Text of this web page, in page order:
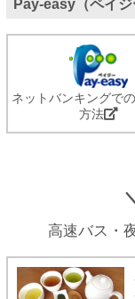
Pay-easy（ペイ
ネットバンキングで
方法
高速バス・